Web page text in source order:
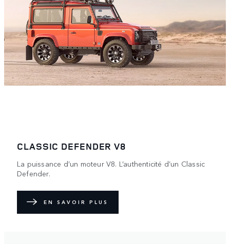
CLASSIC DEFENDER V8
La puissance d’un moteur V8. L’authenticité d’un Classic
Defender.
EN SAVOIR PLUS